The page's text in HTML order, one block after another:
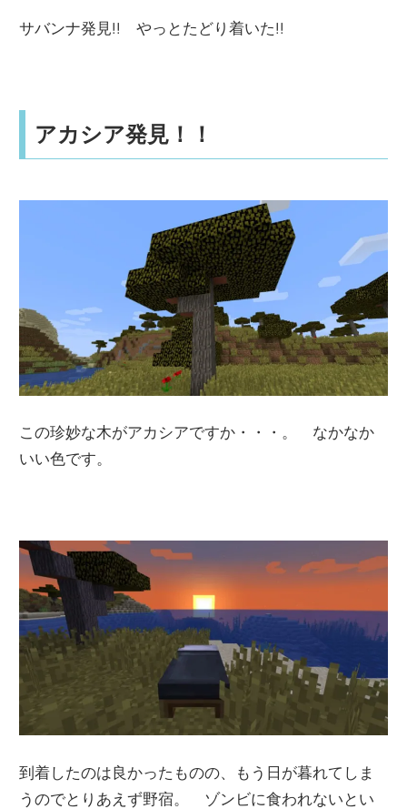
サバンナ発見!! やっとたどり着いた!!
アカシア発見！！
この珍妙な木がアカシアですか・・・。 なかなか
いい色です。
到着したのは良かったものの、もう日が暮れてしま
うのでとりあえず野宿。 ゾンビに食われないとい